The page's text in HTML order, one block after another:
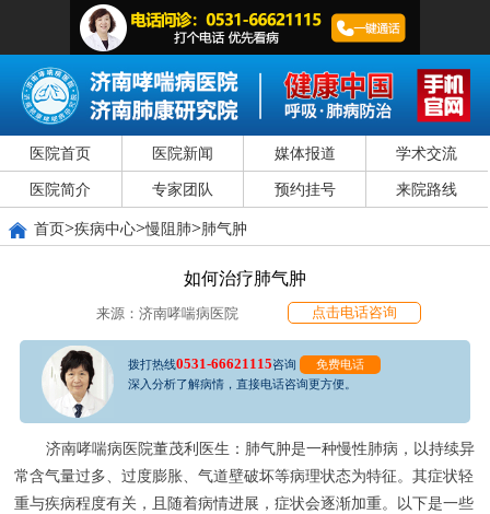
医院首页 医院新闻 媒体报道 学术交流
医院简介 专家团队 预约挂号 来院路线
首页>疾病中心>慢阻肺>肺气肿
如何治疗肺气肿
来源：济南哮喘病医院 点击电话咨询
拨打热线0531-66621115咨询
免费电话
深入分析了解病情，直接电话咨询更方便。
济南哮喘病医院董茂利医生：肺气肿是一种慢性肺病，以持续异
常含气量过多、过度膨胀、气道壁破坏等病理状态为特征。其症状轻
重与疾病程度有关，且随着病情进展，症状会逐渐加重。以下是一些